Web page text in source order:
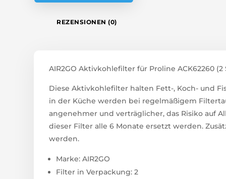
REZENSIONEN (0)
AIR2GO Aktivkohlefilter für Proline ACK62260 (2
Diese Aktivkohlefilter halten Fett-, Koch- und
in der Küche werden bei regelmäßigem
angenehmer und verträglicher, das Risiko auf
dieser Filter alle 6 Monate ersetzt werden.
werden.
Marke: AIR2GO
Filter in Verpackung: 2